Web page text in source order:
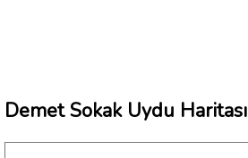
Demet Sokak Uydu Haritası